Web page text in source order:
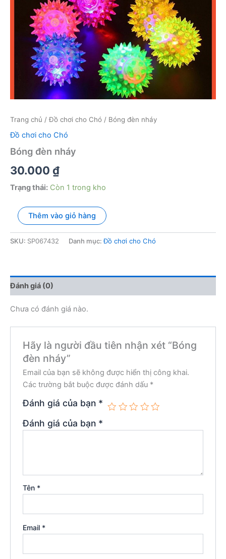
Trang chủ / Đồ chơi cho Chó / Bóng đèn nháy
Đồ chơi cho Chó
Bóng đèn nháy
30.000 ₫
Trạng thái: Còn 1 trong kho
Bóng
đèn
nháy
số
Thêm vào giỏ hàng
SKU: SP067432 Danh mục:Đồ chơi cho Chó
Đánh giá (0)
Chưa có đánh giá nào.
Hãy là người đầu tiên nhận xét “Bóng
đèn nháy”
Email của bạn sẽ không được hiển thị công khai.
Các trường bắt buộc được đánh dấu *
Đánh giá của bạn *
Đánh giá của bạn *
Tên *
Email *